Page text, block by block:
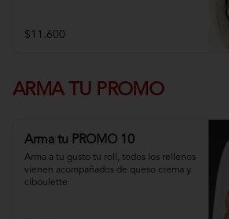
$11.600
ARMA TU PROMO
Arma tu PROMO 10
Arma a tu gusto tu roll, todos los rellenos
vienen acompañados de queso crema y
ciboulette